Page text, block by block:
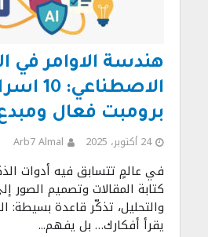
هندسة الاوامر في
برومبت فعال
24 أكتوبر، 2025 Arb7 Almal
في عالمٍ تتسابق فيه أدوات
كتابة المقالات وتصميم الصور
والتحليل، تذكّر قاعدة بسيطة:
يقرأ أفكارك… بل يفهم...